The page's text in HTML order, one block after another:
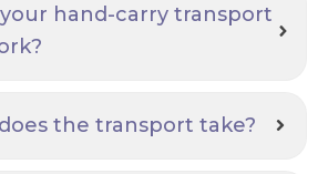
hand-carry transport
the transport take?